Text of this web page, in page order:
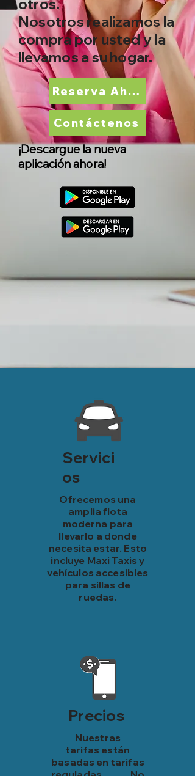
otros.
Nosotros realizamos la
compra por usted yla
llevamos a su hogar.
Reserva Ahora
Contáctenos
¡Descargue la nueva
aplicación ahora!
Servici
os
Ofrecemos una
amplia flota
moderna para
llevarlo a donde
necesita estar. Esto
incluye Maxi Taxis y
vehículos accesibles
para sillas de
ruedas.
Precios
Nuestras
tarifas están
basadas en tarifas